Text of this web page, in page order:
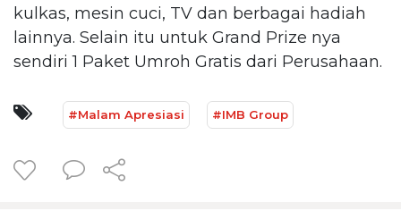
kulkas, mesin cuci, TV dan berbagai hadiah
lainnya. Selain itu untuk Grand Prize nya
sendiri 1 Paket Umroh Gratis dari Perusahaan.
#Malam Apresiasi #IMB Group